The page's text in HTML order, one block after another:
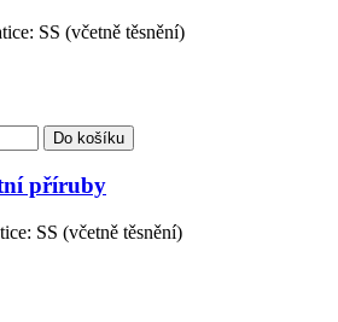
SS (včetně těsnění)
Do košíku
příruby
SS (včetně těsnění)